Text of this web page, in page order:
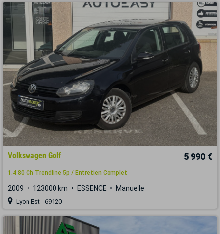
Volkswagen Golf 5 990 €
1.4 80 Ch Trendline 5p / Entretien Complet
2009 123000 km ESSENCE Manuelle
Lyon Est - 69120